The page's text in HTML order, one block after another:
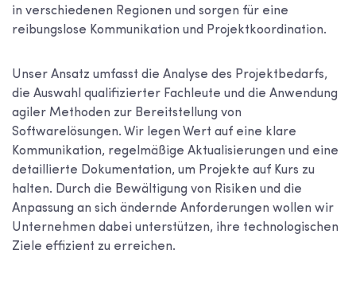
in verschiedenen Regionen und sorgen für eine
reibungslose Kommunikation und Projektkoordination.
Unser Ansatz umfasst die Analyse des Projektbedarfs,
die Auswahl qualifizierter Fachleute und die Anwendung
agiler Methoden zur Bereitstellung von
Softwarelösungen. Wir legen Wert auf eine klare
Kommunikation, regelmäßige Aktualisierungen und eine
detaillierte Dokumentation, um Projekte auf Kurs zu
halten. Durch die Bewältigung von Risiken und die
Anpassung an sich ändernde Anforderungen wollen wir
Unternehmen dabei unterstützen, ihre technologischen
Ziele effizient zu erreichen.